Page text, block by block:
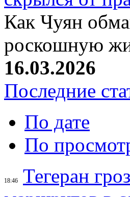
Как Чуян
роскошную
16.03.2026
Последние
По дате
По
18:46
Тегеран